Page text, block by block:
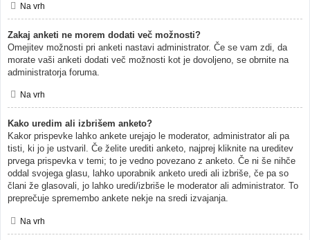
Na vrh
Zakaj anketi ne morem dodati več možnosti?
Omejitev možnosti pri anketi nastavi administrator. Če se vam zdi, da
morate vaši anketi dodati več možnosti kot je dovoljeno, se obrnite na
administratorja foruma.
Na vrh
Kako uredim ali izbrišem anketo?
Kakor prispevke lahko ankete urejajo le moderator, administrator ali pa
tisti, ki jo je ustvaril. Če želite urediti anketo, najprej kliknite na ureditev
prvega prispevka v temi; to je vedno povezano z anketo. Če ni še nihče
oddal svojega glasu, lahko uporabnik anketo uredi ali izbriše, če pa so
člani že glasovali, jo lahko uredi/izbriše le moderator ali administrator. To
preprečuje spremembo ankete nekje na sredi izvajanja.
Na vrh